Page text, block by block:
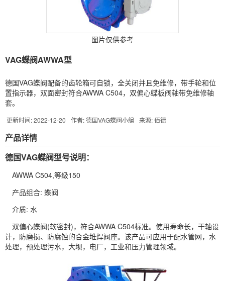
图片仅供参考
VAG蝶阀AWWA型
德国VAG蝶阀配备的齿轮箱可自锁，全关闭并且免维修，带手轮和位
置指示器，双面密封符合AWWA C504，双偏心蝶板阀轴带免维修轴
套。
更新时间: 2022-12-20 作者: 德国VAG蝶阀小编 来源: 佰德
产品详情
德国VAG蝶阀型号说明：
AWWA C504,等级150
产品组合: 蝶阀
介质: 水
双偏心蝶阀(软密封)，符合AWWA C504标准。使用寿命长，干轴设
计，防磨损、防腐蚀的合金堆焊阀座。该产品可应用于配水管网，水
处理，预处理污水，大坝，电厂，工业和压力管理领域。